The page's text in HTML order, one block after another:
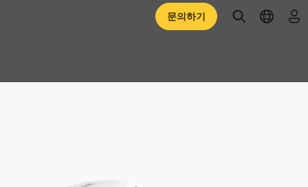
문의하기 openopen로